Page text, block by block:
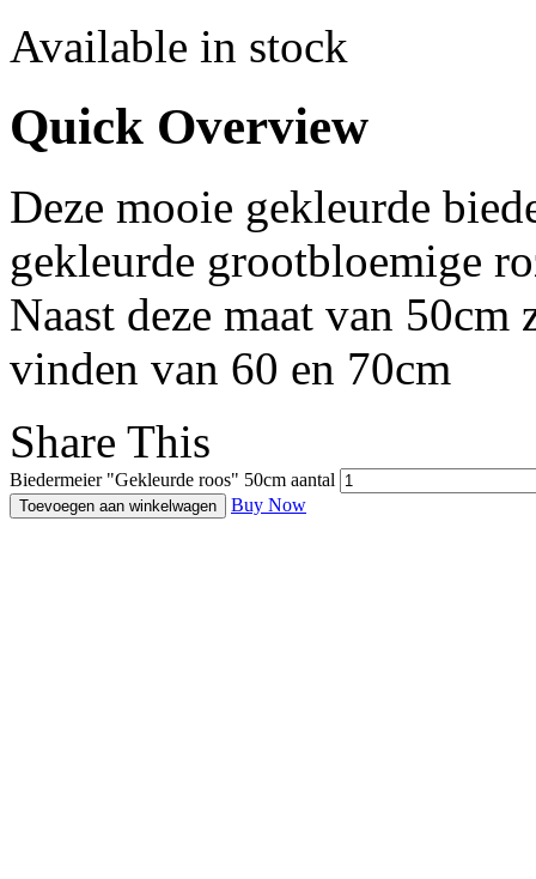
Available in stock
Quick Overview
Deze mooie gekleurde
gekleurde grootbloemige
Naast deze maat van
vinden van 60 en 70cm
Share This
Biedermeier "Gekleurde roos" 50cm aantal
Toevoegen aan winkelwagen Buy Now